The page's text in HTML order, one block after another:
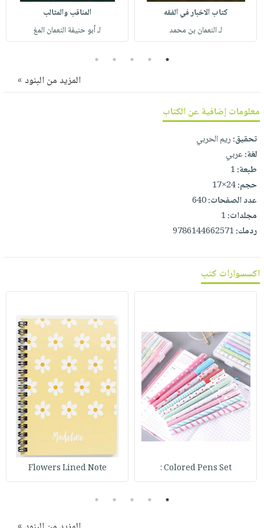
صابون
أطفال
مناسبات
فيديوهات
أسئلة
يتكرر
نيل
وفرات
كتابك
تواصل
معنا
التسوق
كتاب الاخبار في الفقه
لـ النعمان بن محمد
المناقب والمثالب
لـ أبو حنيفة النعمان المغ
1
2
3
4
5
المزيد من البنود »
معلومات إضافية عن الكتاب
تحقيق:ريم الحربي
لغة:عربي
طبعة:1
حجم:24×17
عدد الصفحات:640
مجلدات:1
ردمك:9786144662571
اكسسوارات كتب
Colored Pens Set :
Flowers Lined Note
1
2
3
4
5